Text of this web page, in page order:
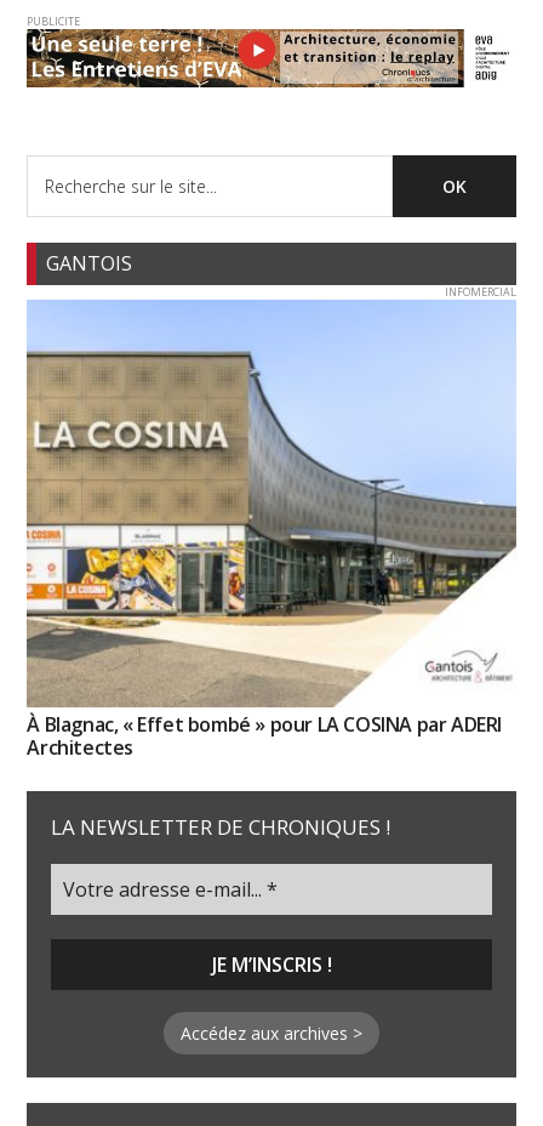
PUBLICITE
GANTOIS
INFOMERCIAL
À Blagnac, « Effet bombé » pour LA COSINA par ADERI
Architectes
LA NEWSLETTER DE CHRONIQUES !
Accédez aux archives >